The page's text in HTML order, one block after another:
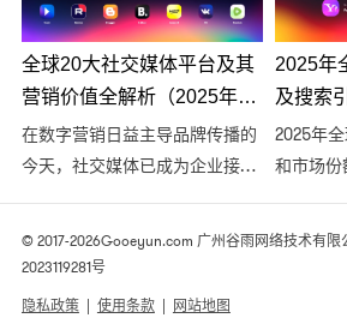
全球20大社交媒体平台及其
营销价值全解析（2025年最
新版）
在数字营销日益主导品牌传播的
今天，社交媒体已成为企业接触
用户参与度的重要渠道。2025
年，全球社交平台格局持续变
2025年
及搜索
分析
2025年
和市场
89.71%
2023年
软必应
© 2017-2026Gooeyun.com 广州谷雨网络技术有
2023119281号
隐私政策| 使用条款| 网站地图